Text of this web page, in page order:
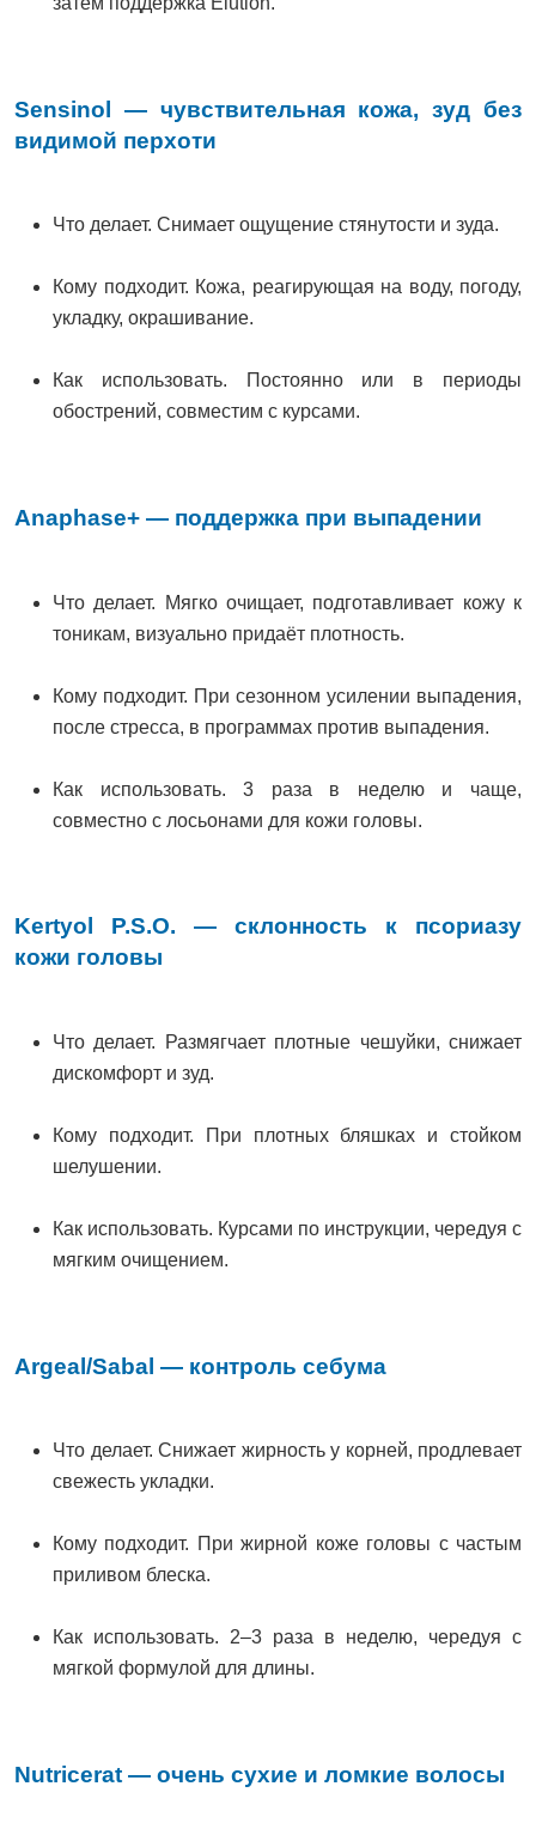
Sensinol — чувствительная кожа, зуд без
видимой перхоти
Что делает. Снимает ощущение стянутости и зуда.
Кому подходит. Кожа, реагирующая на воду, погоду,
укладку, окрашивание.
Как использовать. Постоянно или в периоды
обострений, совместим с курсами.
Anaphase+ — поддержка при выпадении
Что делает. Мягко очищает, подготавливает кожу к
тоникам, визуально придаёт плотность.
Кому подходит. При сезонном усилении выпадения,
после стресса, в программах против выпадения.
Как использовать. 3 раза в неделю и чаще,
совместно с лосьонами для кожи головы.
Kertyol P.S.O. — склонность к псориазу
кожи головы
Что делает. Размягчает плотные чешуйки, снижает
дискомфорт и зуд.
Кому подходит. При плотных бляшках и стойком
шелушении.
Как использовать. Курсами по инструкции, чередуя с
мягким очищением.
Argeal/Sabal — контроль себума
Что делает. Снижает жирность у корней, продлевает
свежесть укладки.
Кому подходит. При жирной коже головы с частым
приливом блеска.
Как использовать. 2–3 раза в неделю, чередуя с
мягкой формулой для длины.
Nutricerat — очень сухие и ломкие волосы